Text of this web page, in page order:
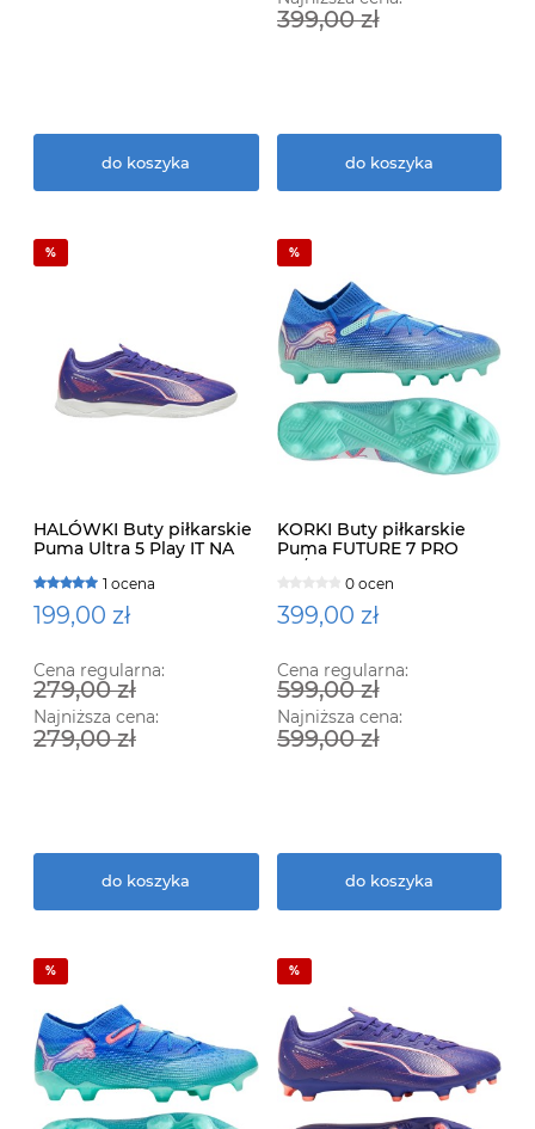
do koszyka
399,00 zł
do koszyka
HALÓWKI Buty piłkarskie
Puma Ultra 5 Play IT NA
1 ocena
199,00 zł
Cena regularna:
279,00 zł
Najniższa cena:
279,00 zł
do koszyka
KORKI Buty piłkarskie
Puma FUTURE 7 PRO
FG/AG LANKI 107924-01
0 ocen
399,00 zł
Cena regularna:
599,00 zł
Najniższa cena:
599,00 zł
do koszyka